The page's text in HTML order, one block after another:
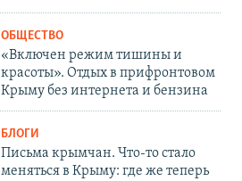
ОБЩЕСТВО
«Включен режим тишины и
красоты». Отдых в прифронтовом
Крыму без интернета и бензина
БЛОГИ
Письма крымчан. Что-то стало
меняться в Крыму: где же теперь